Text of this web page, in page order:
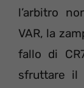
l’arbitro
VAR, la
fallo di
sfruttare il